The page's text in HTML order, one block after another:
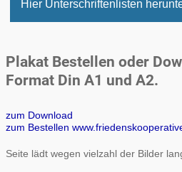
Hier Unterschriftenlisten
Plakat Bestellen oder
Format Din A1 und A2.
zum Download
zum Bestellen
Seite lädt wegen vielzahl der Bilder